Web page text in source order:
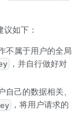
如下：
不属于用户的全局
，并自行做好对
己的数据相关、
，将用户请求的